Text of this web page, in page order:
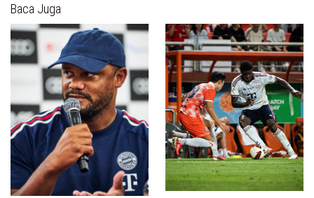
Baca Juga